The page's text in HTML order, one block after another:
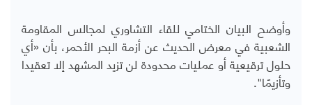
وأوضح البيان الختامي للقاء التشاوري لمجالس المقاومة
الشعبية في معرض الحديث عن أزمة البحر الأحمر، بأن «أي
حلول ترقيعية أو عمليات محدودة لن تزيد المشهد إلا تعقيدا
وتأزيمًا".